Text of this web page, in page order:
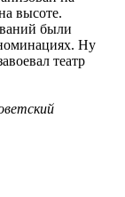
высоте.
были
Ну
театр